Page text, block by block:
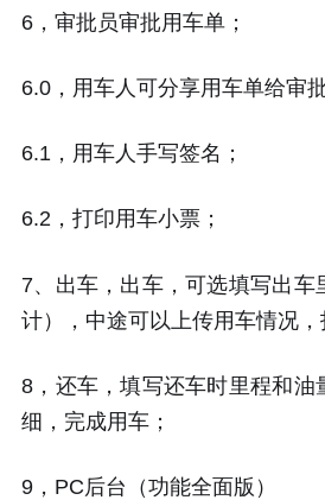
6，审批员审批用车单；
6.0，用车人可分享用车单给审
6.1，用车人手写签名；
6.2，打印用车小票；
7、出车，出车，可选填写出车
计），中途可以上传用车情况，
8，还车，填写还车时里程和油
细，完成用车；
9，PC后台（功能全面版）